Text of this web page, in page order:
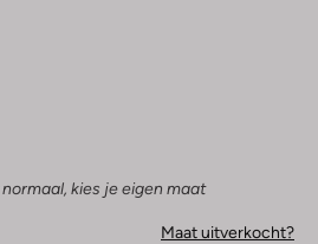
kies je eigen maat
Maat uitverkocht?